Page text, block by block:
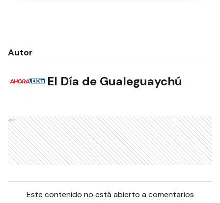
Autor
El Día de Gualeguaychú
Ads
Este contenido no está abierto a comentarios